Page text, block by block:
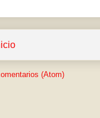
(Atom)